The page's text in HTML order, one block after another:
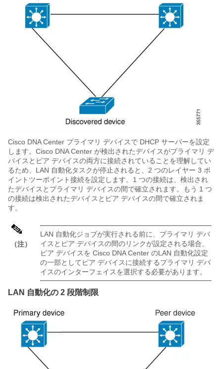
Cisco DNA Center プライマリ デバイスで DHCP サーバーを設定
します。 Cisco DNA Center が検出されたデバイスがプライマリ デ
バイスとピア デバイスの両方に接続されていることを理解してい
るため、LAN 自動化タスクが停止されると、2 つのレイヤー 3 ポ
イントツーポイント接続を設定します。1 つの接続は、検出され
たデバイスとプライマリ デバイスの間で確立されます。もう 1 つ
の接続は検出されたデバイスとピア デバイスの間で確立されま
す。
（注）
LAN 自動化ジョブが実行される前に、プライマリ デバ
イスとピア デバイスの間のリンクが設定される場合、
ピア デバイスを Cisco DNA Center のLAN 自動化設定
の一部としてピア デバイスに接続するプライマリ デバ
イスのインターフェイスを選択する必要があります。
LAN 自動化の 2 段階制限